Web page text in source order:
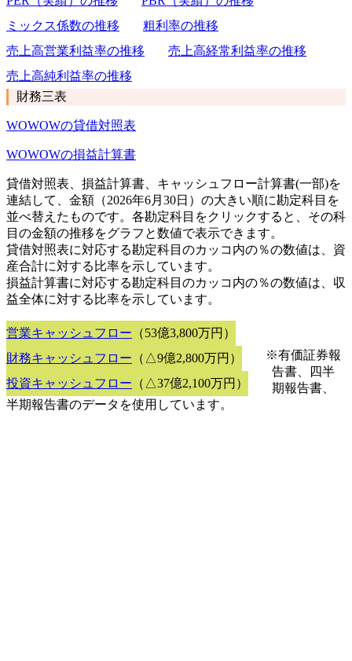
ミックス係数の推移
粗利率の推移
売上高営業利益率の推移
売上高経常利益率の推移
売上高純利益率の推移
財務三表
WOWOWの貸借対照表
WOWOWの損益計算書
貸借対照表、損益計算書、キャッシュフロー計算書(一部)を
連結して、金額（2026年6月30日）の大きい順に勘定科目を
並べ替えたものです。各勘定科目をクリックすると、その科
目の金額の推移をグラフと数値で表示できます。
貸借対照表に対応する勘定科目のカッコ内の％の数値は、資
産合計に対する比率を示しています。
損益計算書に対応する勘定科目のカッコ内の％の数値は、収
益全体に対する比率を示しています。
営業キャッシュフロー （53億3,800万円）
財務キャッシュフロー （△9億2,800万円）
投資キャッシュフロー （△37億2,100万円）
※有価証券報
告書、四半
期報告書、
半期報告書のデータを使用しています。